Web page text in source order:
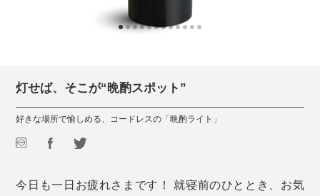
灯せば、そこが“晩酌スポット”
好きな場所で愉しめる、コードレスの「晩酌ライト」
今日も一日お疲れさまです！ 就寝前のひととき、お気